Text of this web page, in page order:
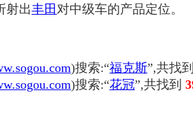
射出丰田 对中级车的产品定位。
)搜索:“福克斯”,共找
)搜索:“花冠”,共找到